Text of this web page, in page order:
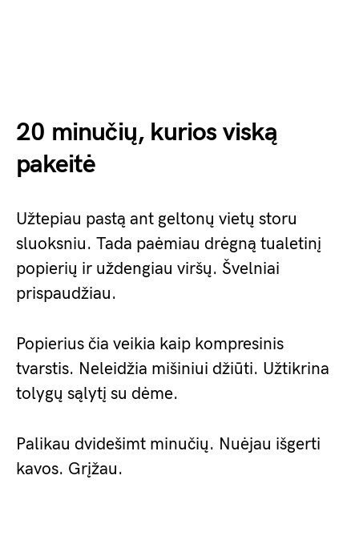
20 minučių, kurios viską
pakeitė
Užtepiau pastą ant geltonų vietų storu
sluoksniu. Tada paėmiau drėgną tualetinį
popierių ir uždengiau viršų. Švelniai
prispaudžiau.
Popierius čia veikia kaip kompresinis
tvarstis. Neleidžia mišiniui džiūti. Užtikrina
tolygų sąlytį su dėme.
Palikau dvidešimt minučių. Nuėjau išgerti
kavos. Grįžau.